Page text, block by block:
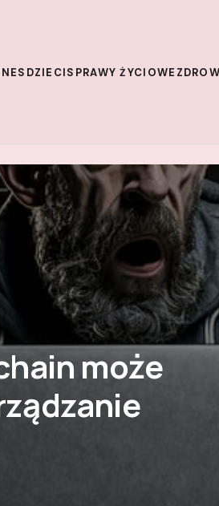
DZIECISPRAWY ŻYCIOWE
może